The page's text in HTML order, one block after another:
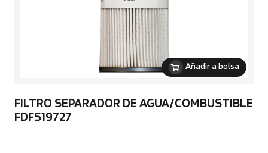
Añadir a bolsa
FILTRO SEPARADOR DE AGUA/COMBUSTIBLE
FDFS19727